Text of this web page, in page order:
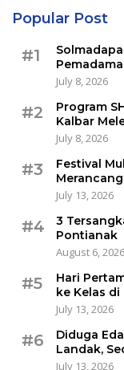
Popular Post
#1
July 8, 2026
#2
Program
Kalbar
July 8, 2026
#3
Festival
July 13, 2026
#4
3
Pontianak
August 6, 2026
#5
Hari
ke Kelas
July 13, 2026
#6
Diduga
Landak,
July 13, 2026